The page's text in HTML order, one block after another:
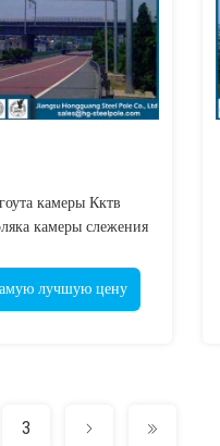
камеры Кктв
камеры слежения
лучшую цену
3